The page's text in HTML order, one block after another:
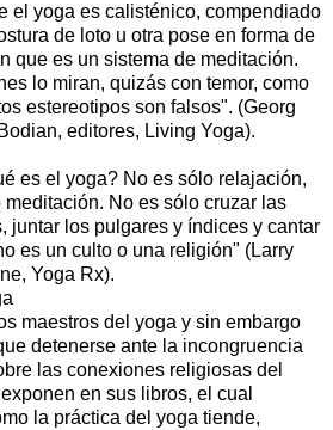
el yoga es calisténico, compendiado
de loto u otra pose en forma de
que es un sistema de meditación.
lo miran, quizás con temor, como
estereotipos son falsos". (Georg
editores, Living Yoga).
es el yoga? No es sólo relajación,
No es sólo cruzar las
juntar los pulgares y índices y cantar
es un culto o una religión" (Larry
Yoga Rx).
maestros del yoga y sin embargo
detenerse ante la incongruencia
las conexiones religiosas del
en sus libros, el cual
la práctica del yoga tiende,